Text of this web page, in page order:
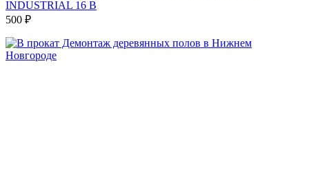
INDUSTRIAL 16 В
500 ₽